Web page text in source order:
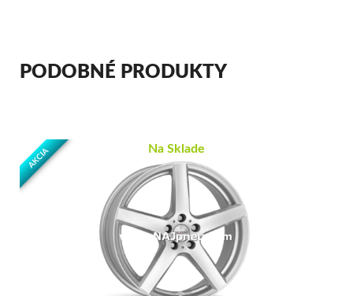
PODOBNÉ PRODUKTY
AKCIA Na Sklade